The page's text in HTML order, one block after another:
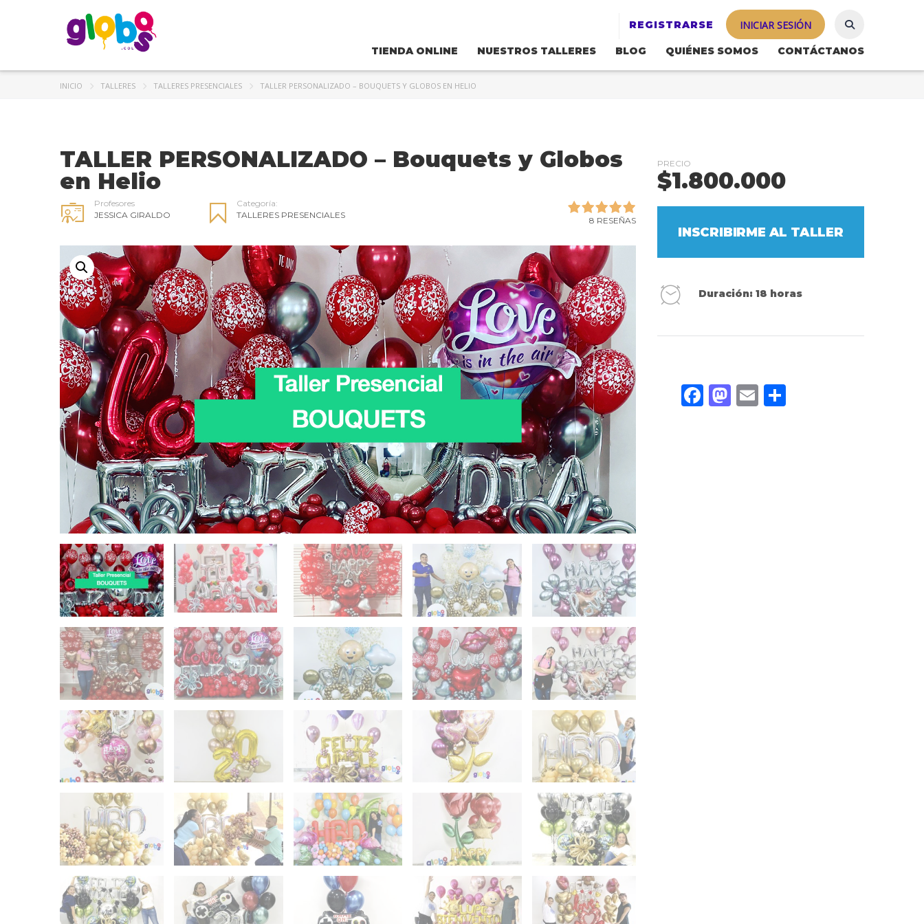
REGISTRARSE INICIAR SESIÓN
TIENDA ONLINE NUESTROS TALLERES BLOG QUIÉNES SOMOS CONTÁCTANOS
INICIO TALLERES TALLERES PRESENCIALES TALLER PERSONALIZADO – BOUQUETS Y GLOBOS EN HELIO
TALLER PERSONALIZADO – Bouquets y Globos
en Helio
Profesores
JESSICA GIRALDO
Categoría:
TALLERES PRESENCIALES
8 RESEÑAS
PRECIO
$1.800.000
INSCRIBIRME AL TALLER
Duración: 18 horas
Facebook
Mastodon
Email